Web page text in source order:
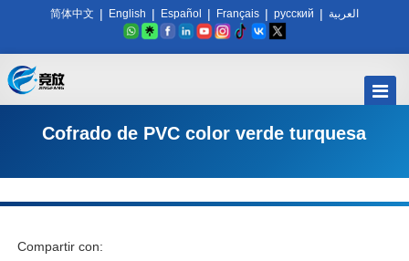
简体中文 | English | Español | Français | русский | العربية
Cofrado de PVC color verde turquesa
Compartir con: